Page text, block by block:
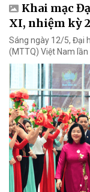
Khai mạc
XI, nhiệm kỳ
Sáng ngày 12/5, Đại
(MTTQ) Việt Nam